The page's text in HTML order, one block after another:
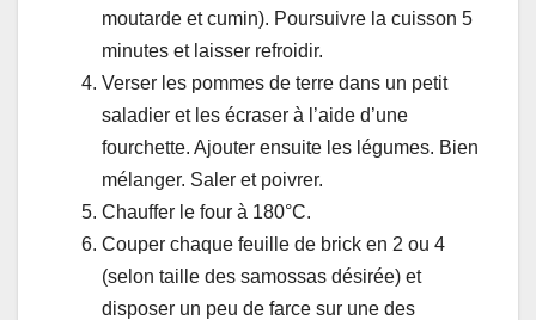
moutarde et cumin). Poursuivre la cuisson 5
minutes et laisser refroidir.
Verser les pommes de terre dans un petit
saladier et les écraser à l’aide d’une
fourchette. Ajouter ensuite les légumes. Bien
mélanger. Saler et poivrer.
Chauffer le four à 180°C.
Couper chaque feuille de brick en 2 ou 4
(selon taille des samossas désirée) et
disposer un peu de farce sur une des